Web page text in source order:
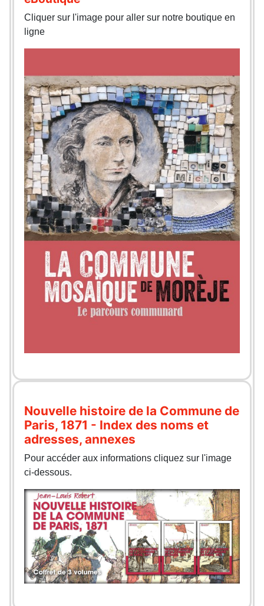
Cliquer sur l'image pour aller sur notre boutique en
ligne
Nouvelle histoire de la Commune de
Paris, 1871 - Index des noms et
adresses, annexes
Pour accéder aux informations cliquez sur l'image
ci-dessous.